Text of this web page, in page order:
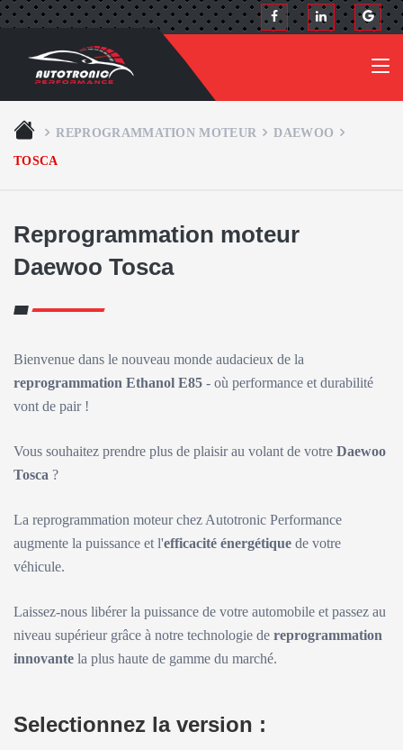
REPROGRAMMATION MOTEUR
DAEWOO
TOSCA
Reprogrammation moteur
Daewoo Tosca
Bienvenue dans le nouveau monde audacieux de la
reprogrammation Ethanol E85 - où performance et durabilité
vont de pair !
Vous souhaitez prendre plus de plaisir au volant de votre Daewoo
Tosca ?
La reprogrammation moteur chez Autotronic Performance
augmente la puissance et l'efficacité énergétique de votre
véhicule.
Laissez-nous libérer la puissance de votre automobile et passez au
niveau supérieur grâce à notre technologie de reprogrammation
innovante la plus haute de gamme du marché.
Selectionnez la version :